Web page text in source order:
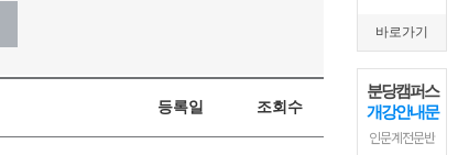
바로가기
분당캠퍼스
개강안내문
인문계전문반